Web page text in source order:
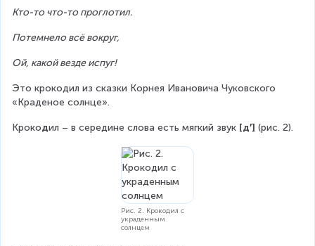
Кто-то что-то проглотил.
Потемнело всё вокруг,
Ой, какой везде испуг!
Это крокодил из сказки Корнея Ивановича Чуковского
«Краденое солнце».
Крокодил – в середине слова есть мягкий звук [д′] (рис. 2).
Рис. 2. Крокодил с
украденным
солнцем